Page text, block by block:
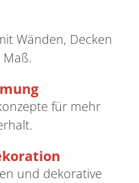
Wänden, Decken
für mehr
und dekorative